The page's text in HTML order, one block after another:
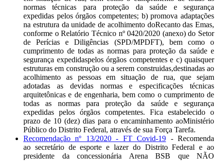
normas técnicas para proteção da saúde e segurança
expedidas pelos órgãos competentes; b) promova adaptações
na estrutura da unidade de acolhimento doRecanto das Emas,
conforme o Relatório Técnico nº 0420/2020 (anexo) do Setor
de Perícias e Diligências (SPD/MPDFT), bem como o
cumprimento de todas as normas para proteção da saúde e
segurança expedidaspelos órgãos competentes e c) quaisquer
estruturas em construção ou a serem construidas,destinadas ao
acolhimento as pessoas em situação de rua, que sejam
adotadas as devidas normas e especificações técnicas
arquitetônicas e de engenharia, bem como o cumprimento de
todas as normas para proteção da saúde e segurança
expedidas pelos órgãos competentes. Fica estabelecido o
prazo de 10 (dez) dias para o encaminhamento aoMinistério
Público do Distrito Federal, através de sua Força Tarefa.
Recomendação nº 13/2020 - FT Covid-19 - Recomenda
ao secretário de esporte e lazer do Distrito Federal e ao
presidente da concessionária Arena BSB que NÃO